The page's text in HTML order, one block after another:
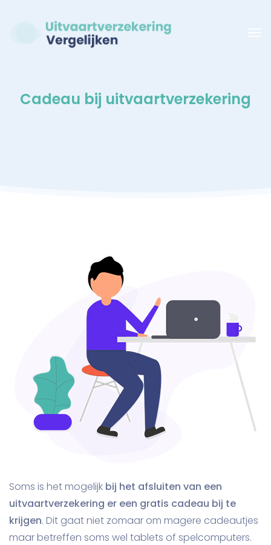
Cadeau bij uitvaartverzekering
Soms is het mogelijk bij het afsluiten van een
uitvaartverzekering er een gratis cadeau bij te
krijgen. Dit gaat niet zomaar om magere cadeautjes
maar betreffen soms wel tablets of spelcomputers.